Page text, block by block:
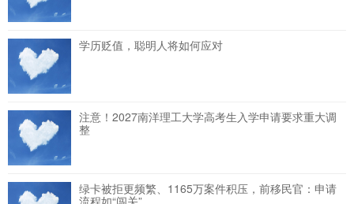
学历贬值，聪明人将如何应对
注意！2027南洋理工大学高考生入学申请要求重大调
整
绿卡被拒更频繁、1165万案件积压，前移民官：申请
流程如“闯关”